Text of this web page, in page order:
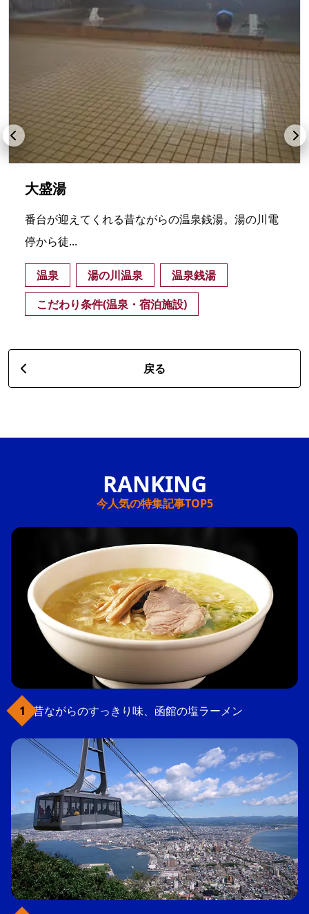
大盛湯
番台が迎えてくれる昔ながらの温泉銭湯。湯の川電
停から徒...
温泉 湯の川温泉
温泉銭湯
こだわり条件(温泉・宿泊施設)
戻る
今人気の特集記事TOP5
昔ながらのすっきり味、函館の塩ラーメン